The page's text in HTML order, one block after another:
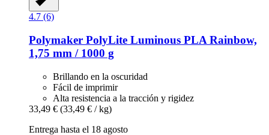
4.7 (6)
Polymaker PolyLite Luminous PLA Rainbow,
1,75 mm / 1000 g
Brillando en la oscuridad
Fácil de imprimir
Alta resistencia a la tracción y rigidez
33,49 € (33,49 € / kg)
Entrega hasta el 18 agosto